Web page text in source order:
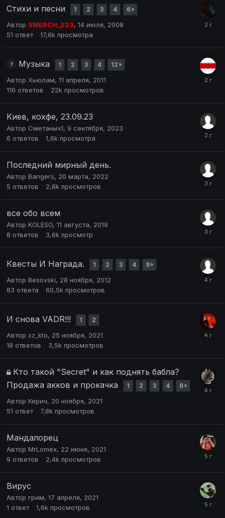
Стихи и песни 1 2 3 4 6
Автор SMERCH_223, 14 июля, 2008
51 ответ 17,6k просмотра
Музыка 1 2 3 4 12
Автор Хьюлам, 11 апреля, 2011
116 ответов 22k просмотров
Киев, кохфе, 23.09.23
Автор Сметаныч1, 9 сентября, 2023
6 ответов 1,6k просмотра
Последний мирный день.
Автор Bangers, 20 марта, 2022
5 ответов 2,8k просмотров
все обо всем
Автор KOLESO, 11 августа, 2019
8 ответов 3,6k просмотр
Квесты И Награда. 1 2 3 4 9
Автор Besovski, 28 ноября, 2012
83 ответа 60,5k просмотров
И снова VADR!!! 1 2
Автор xz_kto, 25 ноября, 2021
18 ответов 3,5k просмотров
Кто такой "Secret" и как поднять бабла?
Продажа акков и прокачка
1 2 3 4 6
Автор Керич, 20 ноября, 2021
51 ответ 7,8k просмотров
Мандалорец
Автор MrLomex, 22 июня, 2021
9 ответов 2,4k просмотров
Вирус
Автор грим, 17 апреля, 2021
1 ответ 1,6k просмотров